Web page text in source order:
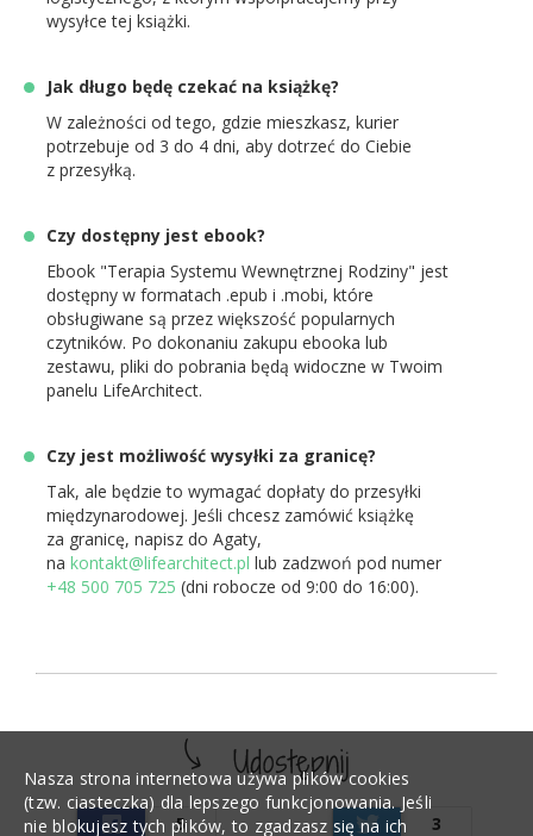
wysyłce tej książki.
Jak długo będę czekać na książkę?
W zależności od tego, gdzie mieszkasz, kurier
potrzebuje od 3 do 4 dni, aby dotrzeć do Ciebie
z przesyłką.
Czy dostępny jest ebook?
Ebook "Terapia Systemu Wewnętrznej Rodziny" jest
dostępny w formatach .epub i .mobi, które
obsługiwane są przez większość popularnych
czytników. Po dokonaniu zakupu ebooka lub
zestawu, pliki do pobrania będą widoczne w Twoim
panelu LifeArchitect.
Czy jest możliwość wysyłki za granicę?
Tak, ale będzie to wymagać dopłaty do przesyłki
międzynarodowej. Jeśli chcesz zamówić książkę
za granicę, napisz do Agaty,
na kontakt@lifearchitect.pl lub zadzwoń pod numer
+48 500 705 725 (dni robocze od 9:00 do 16:00).
5 3
Nasza strona internetowa używa plików cookies
(tzw. ciasteczka) dla lepszego funkcjonowania. Jeśli
nie blokujesz tych plików, to zgadzasz się na ich